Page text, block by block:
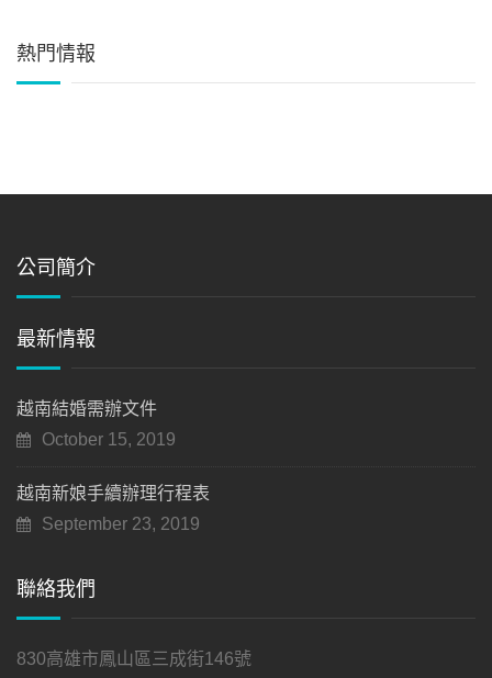
熱門情報
公司簡介
最新情報
越南結婚需辦文件
October 15, 2019
越南新娘手續辦理行程表
September 23, 2019
聯絡我們
830高雄市鳳山區三成街146號